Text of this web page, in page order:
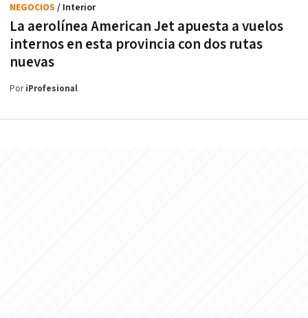
La aerolínea American Jet apuesta a vuelos
internos en esta provincia con dos rutas
nuevas
NEGOCIOS / Interior
PoriProfesional